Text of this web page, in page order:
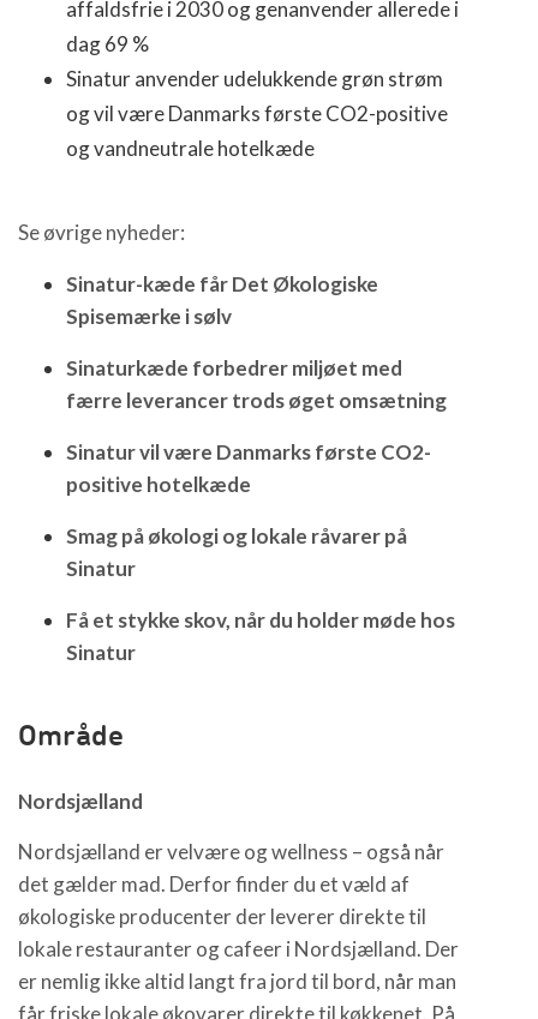
affaldsfrie i 2030 og genanvender allerede i
dag 69 %
Sinatur anvender udelukkende grøn strøm
og vil være Danmarks første CO2-positive
og vandneutrale hotelkæde
Se øvrige nyheder:
Sinatur-kæde får Det Økologiske
Spisemærke i sølv
Sinaturkæde forbedrer miljøet med
færre leverancer trods øget omsætning
Sinatur vil være Danmarks første CO2-
positive hotelkæde
Smag på økologi og lokale råvarer på
Sinatur
Få et stykke skov, når du holder møde hos
Sinatur
Område
Nordsjælland
Nordsjælland er velvære og wellness – også når
det gælder mad. Derfor finder du et væld af
økologiske producenter der leverer direkte til
lokale restauranter og cafeer i Nordsjælland. Der
er nemlig ikke altid langt fra jord til bord, når man
får friske lokale økovarer direkte til køkkenet. På